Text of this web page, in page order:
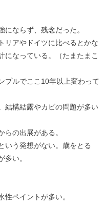
ならず、残念だった。
リアやドイツに比べるとかな
になっている。（たまたまこ
プルでここ10年以上変わって
結構結露やカビの問題が多い
の出展がある。
いう発想がない。歳をとる
多い。
ペイントが多い。